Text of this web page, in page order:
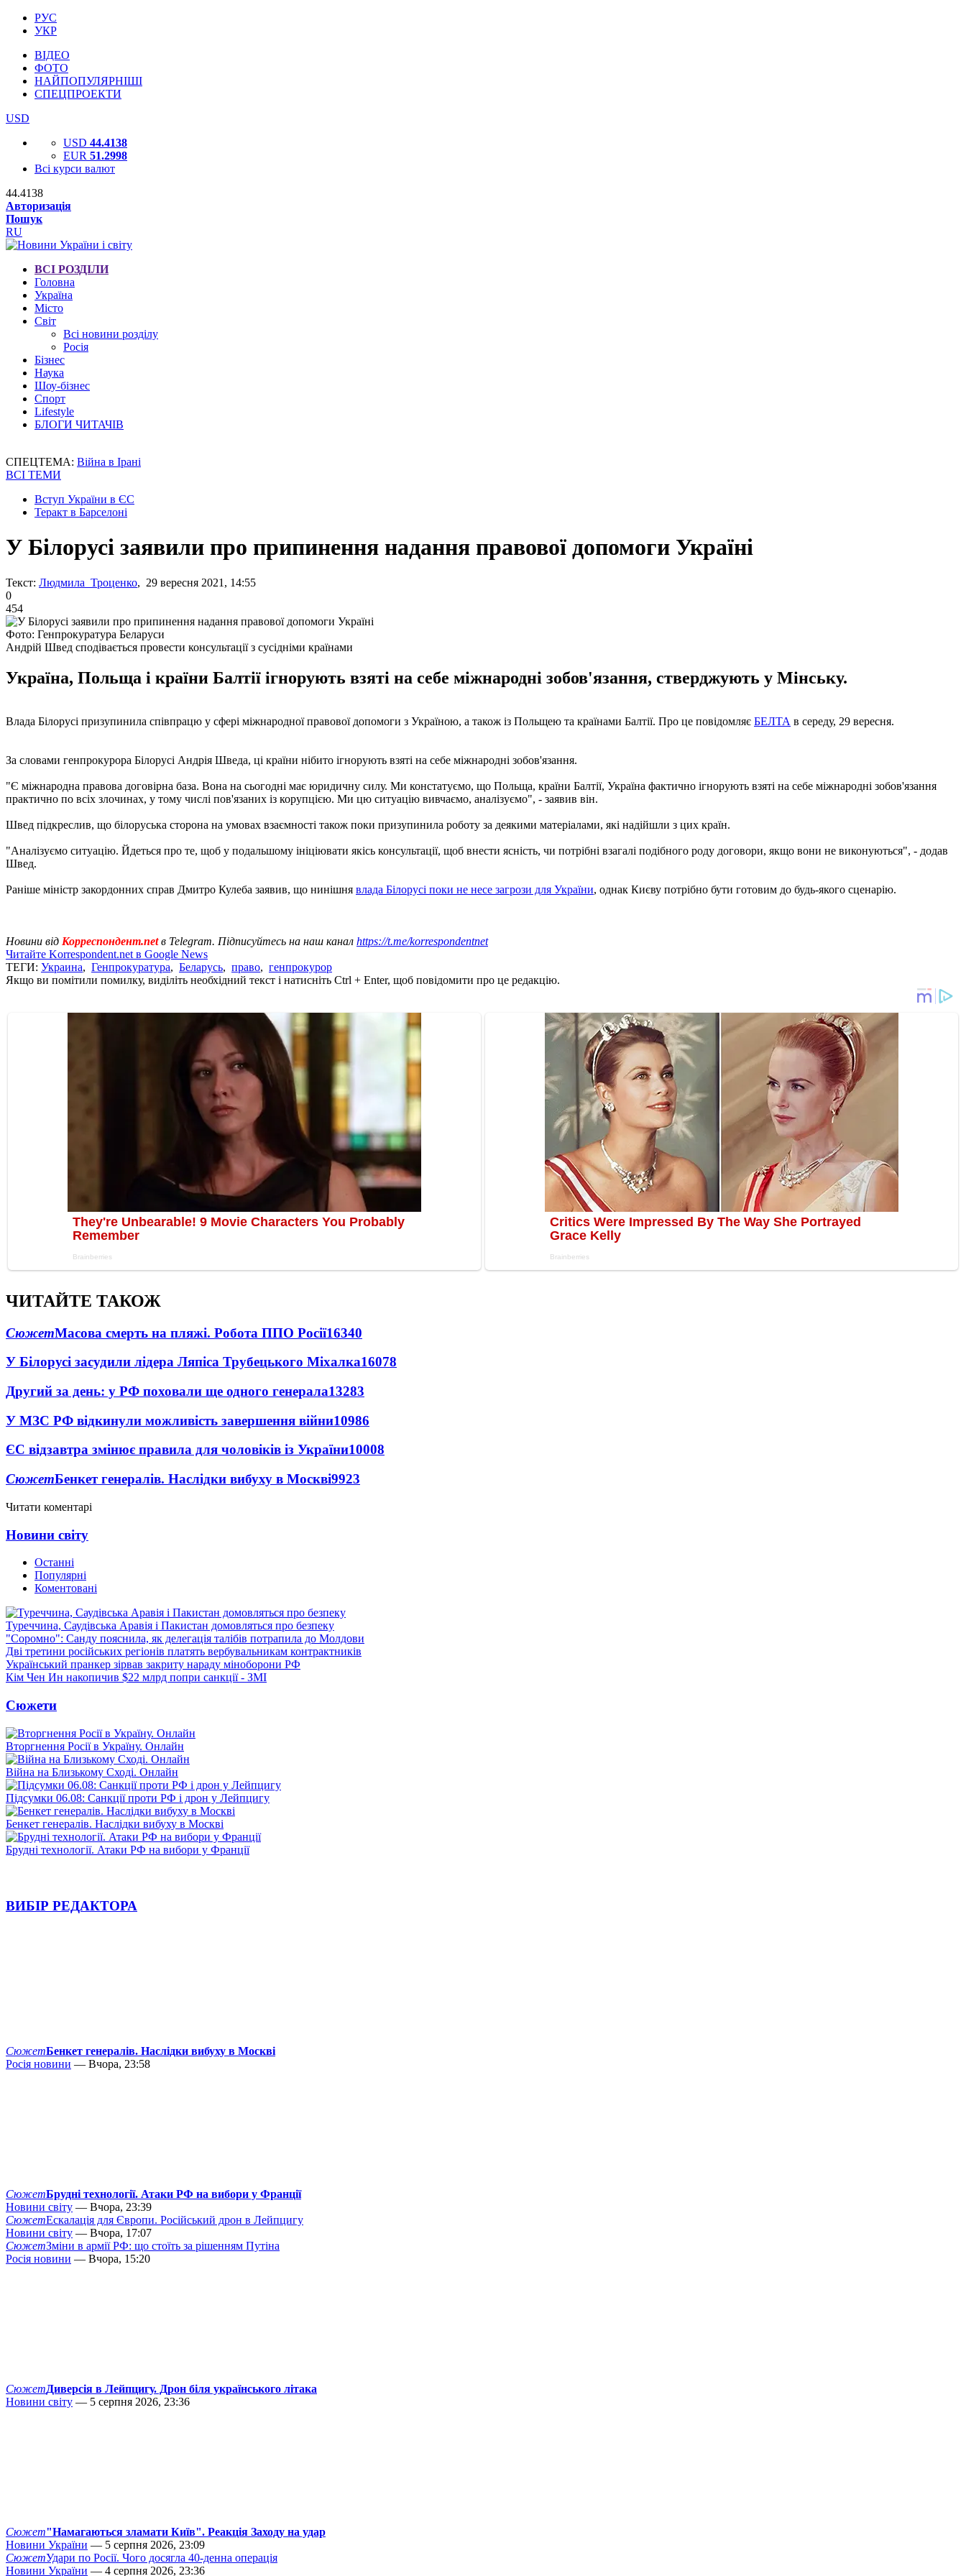
РУС
УКР
ВІДЕО
ФОТО
НАЙПОПУЛЯРНІШІ
СПЕЦПРОЕКТИ
USD
USD 44.4138
EUR 51.2998
Всі курси валют
44.4138
Авторизація
Пошук
RU
ВСІ РОЗДІЛИ
Головна
Україна
Місто
Світ
Всі новини розділу
Росія
Бізнес
Наука
Шоу-бізнес
Спорт
Lifestyle
БЛОГИ ЧИТАЧІВ
СПЕЦТЕМА: Війна в Ірані
ВСІ ТЕМИ
Вступ України в ЄС
Теракт в Барселоні
У Білорусі заявили про припинення надання правової допомоги Україні
Текст: Людмила Троценко, 29 вересня 2021, 14:55
0
454
Фото: Генпрокуратура Беларуси
Андрій Швед сподівається провести консультації з сусідніми країнами
Україна, Польща і країни Балтії ігнорують взяті на себе міжнародні зобов'язання, стверджують у Мінську.
Влада Білорусі призупинила співпрацю у сфері міжнародної правової допомоги з Україною, а також із Польщею та країнами Балтії. Про це повідомляє БЕЛТА в середу, 29 вересня.
За словами генпрокурора Білорусі Андрія Шведа, ці країни нібито ігнорують взяті на себе міжнародні зобов'язання.
"Є міжнародна правова договірна база. Вона на сьогодні має юридичну силу. Ми констатуємо, що Польща, країни Балтії, Україна фактично ігнорують взяті на себе міжнародні зобов'язання
практично по всіх злочинах, у тому числі пов'язаних із корупцією. Ми цю ситуацію вивчаємо, аналізуємо", - заявив він.
Швед підкреслив, що білоруська сторона на умовах взаємності також поки призупинила роботу за деякими матеріалами, які надійшли з цих країн.
"Аналізуємо ситуацію. Йдеться про те, щоб у подальшому ініціювати якісь консультації, щоб внести ясність, чи потрібні взагалі подібного роду договори, якщо вони не виконуються", - додав
Швед.
Раніше міністр закордонних справ Дмитро Кулеба заявив, що нинішня влада Білорусі поки не несе загрози для України, однак Києву потрібно бути готовим до будь-якого сценарію.
Новини від Корреспондент.netв Telegram. Підписуйтесь на наш канал https://t.me/korrespondentnet
Читайте Korrespondent.net в Google News
ТЕГИ: Украина, Генпрокуратура, Беларусь, право, генпрокурор
Якщо ви помітили помилку, виділіть необхідний текст і натисніть Ctrl + Enter, щоб повідомити про це редакцію.
ЧИТАЙТЕ ТАКОЖ
СюжетМасова смерть на пляжі. Робота ППО Росії16340
У Білорусі засудили лідера Ляпіса Трубецького Міхалка16078
Другий за день: у РФ поховали ще одного генерала13283
У МЗС РФ відкинули можливість завершення війни10986
ЄС відзавтра змінює правила для чоловіків із України10008
СюжетБенкет генералів. Наслідки вибуху в Москві9923
Читати коментарі
Новини світу
Останні
Популярні
Коментовані
Туреччина, Саудівська Аравія і Пакистан домовляться про безпеку
"Соромно": Санду пояснила, як делегація талібів потрапила до Молдови
Дві третини російських регіонів платять вербувальникам контрактників
Український пранкер зірвав закриту нараду міноборони РФ
Кім Чен Ин накопичив $22 млрд попри санкції - ЗМІ
Сюжети
Вторгнення Росії в Україну. Онлайн
Війна на Близькому Сході. Онлайн
Підсумки 06.08: Санкції проти РФ і дрон у Лейпцигу
Бенкет генералів. Наслідки вибуху в Москві
Брудні технології. Атаки РФ на вибори у Франції
ВИБІР РЕДАКТОРА
СюжетБенкет генералів. Наслідки вибуху в Москві
Росія новини — Вчора, 23:58
СюжетБрудні технології. Атаки РФ на вибори у Франції
Новини світу — Вчора, 23:39
СюжетЕскалація для Європи. Російський дрон в Лейпцигу
Новини світу — Вчора, 17:07
СюжетЗміни в армії РФ: що стоїть за рішенням Путіна
Росія новини — Вчора, 15:20
СюжетДиверсія в Лейпцигу. Дрон біля українського літака
Новини світу — 5 серпня 2026, 23:36
Сюжет"Намагаються зламати Київ". Реакція Заходу на удар
Новини України — 5 серпня 2026, 23:09
СюжетУдари по Росії. Чого досягла 40-денна операція
Новини України — 4 серпня 2026, 23:36